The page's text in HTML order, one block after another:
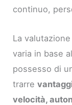
continuo,
La
varia in base
possesso di
trarre
velocità,